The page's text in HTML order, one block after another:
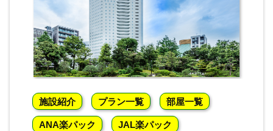
施設紹介 プラン一覧 部屋一覧
ANA楽パック JAL楽パック